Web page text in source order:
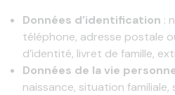
Données d’identification :
téléphone, adresse postale
d’identité, livret de famille,
Données de la vie
naissance, situation